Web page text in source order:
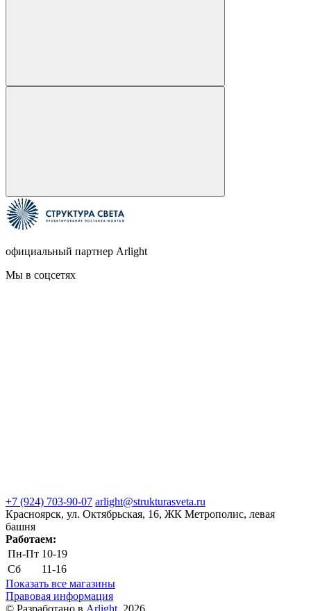
официальный партнер Arlight
Мы в соцсетях
+7 (924) 703-90-07 arlight@strukturasveta.ru
Красноярск, ул. Октябрьская, 16, ЖК Метрополис, левая
башня
Работаем:
Пн-Пт 10-19
Сб
11-16
Показать все магазины
Правовая информация
© Разработано в Arlight , 2026